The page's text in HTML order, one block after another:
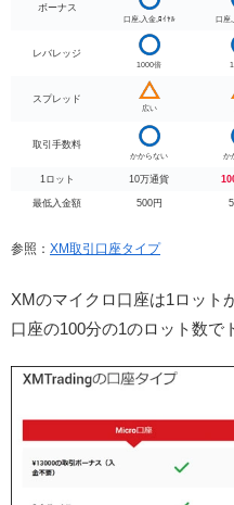
ボーナス
口座,入金,ﾛｲﾔﾙ 口座
レバレッジ
1000倍
スプレッド
広い
取引手数料
かからない か
1ロット 10万通貨
最低入金額 500円
参照： XM取引口座タイプ
XMのマイクロ口座は1ロット
口座の100分の1のロット数で